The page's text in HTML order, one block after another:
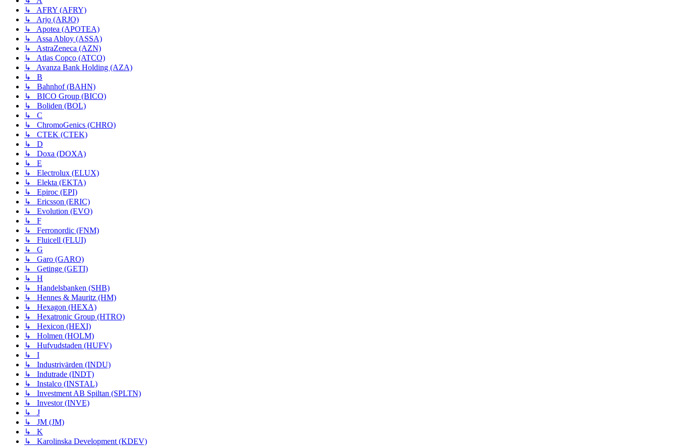
↳ AFRY (AFRY)
↳ Arjo (ARJO)
↳ Apotea (APOTEA)
↳ Assa Abloy (ASSA)
↳ AstraZeneca (AZN)
↳ Atlas Copco (ATCO)
↳ Avanza Bank Holding (AZA)
↳ B
↳ Bahnhof (BAHN)
↳ BICO Group (BICO)
↳ Boliden (BOL)
↳ C
↳ ChromoGenics (CHRO)
↳ CTEK (CTEK)
↳ D
↳ Doxa (DOXA)
↳ E
↳ Electrolux (ELUX)
↳ Elekta (EKTA)
↳ Epiroc (EPI)
↳ Ericsson (ERIC)
↳ Evolution (EVO)
↳ F
↳ Ferronordic (FNM)
↳ Fluicell (FLUI)
↳ G
↳ Garo (GARO)
↳ Getinge (GETI)
↳ H
↳ Handelsbanken (SHB)
↳ Hennes & Mauritz (HM)
↳ Hexagon (HEXA)
↳ Hexatronic Group (HTRO)
↳ Hexicon (HEXI)
↳ Holmen (HOLM)
↳ Hufvudstaden (HUFV)
↳ I
↳ Industrivärden (INDU)
↳ Indutrade (INDT)
↳ Instalco (INSTAL)
↳ Investment AB Spiltan (SPLTN)
↳ Investor (INVE)
↳ J
↳ JM (JM)
↳ K
↳ Karolinska Development (KDEV)